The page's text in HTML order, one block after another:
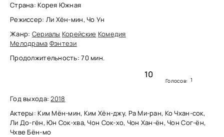
Страна: Корея Южная
Режиссер: Ли Хён-мин, Чо Ун
Жанр: Сериалы Корейские Комедия
Мелодрама Фэнтези
Продолжительность: 70 мин.
10
Голосов: 1
Год выхода:2018
Актеры: Ким Мён-мин, Ким Хён-джу, Ра Ми-ран, Ко Чхан-сок,
Ли До-гён, Юн Сок-хва, Чон Сок-хо, Чон Хан-ён, Чон Сог-ён,
Чхве Бён-мо